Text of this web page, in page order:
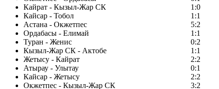
Кайрат - Кызыл-Жар СК
1:0
Кайсар - Тобол
1:1
Астана - Окжетпес
5:2
Ордабасы - Елимай
1:1
Туран - Женис
0:2
Кызыл-Жар СК - Актобе
1:1
Жетысу - Кайрат
2:2
Атырау - Улытау
0:1
Кайсар - Жетысу
2:2
Окжетпес - Кызыл-Жар СК
3:2